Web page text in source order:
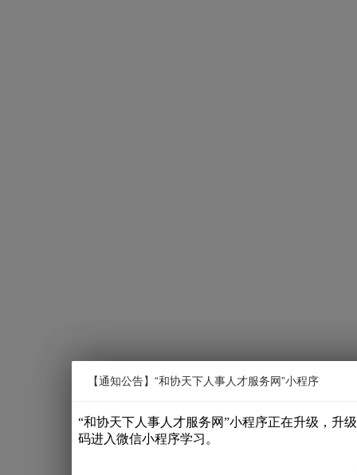
【通知公告】通知公告
【通知公告】“和协天下人事人才服务网”小程序